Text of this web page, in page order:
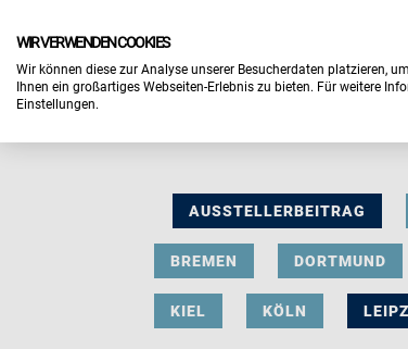
AUSSTELLERBEITRAG
BREMEN DORTMUND
KIEL KÖLN
WIR VERWENDEN COOKIES
Wir können diese zur Analyse unserer Besucherdaten platzieren,
Ihnen ein großartiges Webseiten-Erlebnis zu bieten. Für weitere
Einstellungen.